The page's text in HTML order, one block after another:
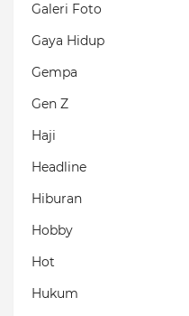
Galeri Foto
Gaya Hidup
Gempa
Gen Z
Haji
Headline
Hiburan
Hobby
Hot
Hukum